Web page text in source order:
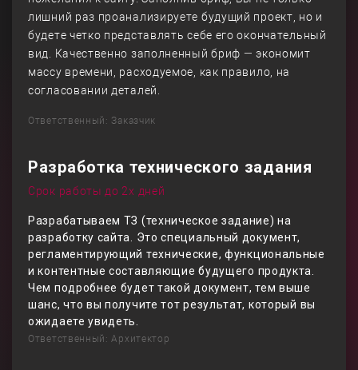
лишний раз проанализируете будущий проект, но и
будете четко представлять себе его окончательный
вид. Качественно заполненный бриф — экономит
массу времени, расходуемое, как правило, на
согласовании деталей.
Ответственный: Заказчик
Разработка технического задания
Срок работы до 2х дней
Разрабатываем ТЗ (техническое задание) на
разработку сайта. Это специальный документ,
регламентирующий технические, функциональные
и контентные составляющие будущего продукта.
Чем подробнее будет такой документ, тем выше
шанс, что вы получите тот результат, который вы
ожидаете увидеть.
Ответственный: Архитектор